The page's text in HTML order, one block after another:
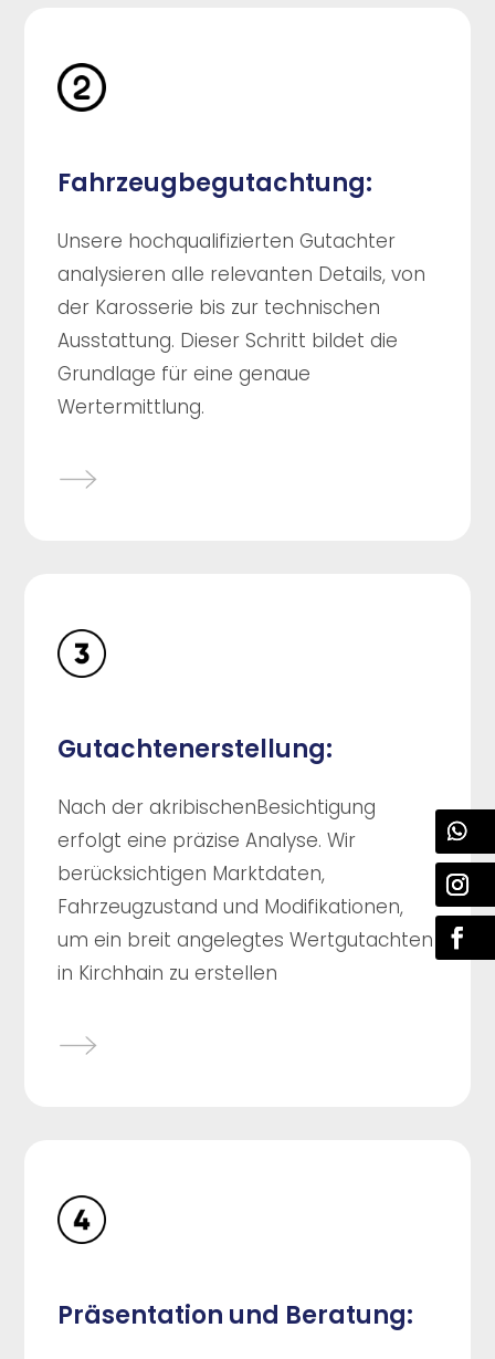
Fahrzeugbegutachtung:
Unsere hochqualifizierten Gutachter
analysieren alle relevanten Details, von
der Karosserie bis zur technischen
Ausstattung. Dieser Schritt bildet die
Grundlage für eine genaue
Wertermittlung.
Gutachtenerstellung:
Nach der akribischenBesichtigung
erfolgt eine präzise Analyse. Wir
berücksichtigen Marktdaten,
Fahrzeugzustand und Modifikationen,
um ein breit angelegtes Wertgutachten
in Kirchhain zu erstellen
Präsentation und Beratung: